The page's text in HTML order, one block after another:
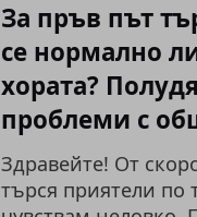
За пръв път
се нормално
хората?
проблеми с
Здравейте! От
търся приятели по